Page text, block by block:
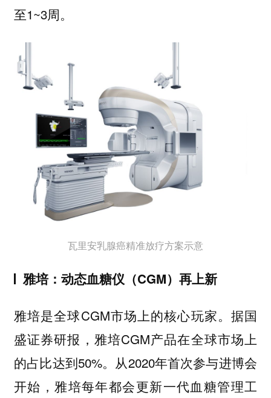
至1~3周。
瓦里安乳腺癌精准放疗方案示意
雅培：动态血糖仪（CGM）再上新
雅培是全球CGM市场上的核心玩家。据国
盛证券研报，雅培CGM产品在全球市场上
的占比达到50%。从2020年首次参与进博会
开始，雅培每年都会更新一代血糖管理工